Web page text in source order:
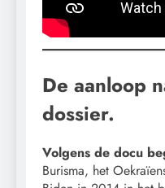
De aanloop
dossier.
Volgens de docu
Burisma, het